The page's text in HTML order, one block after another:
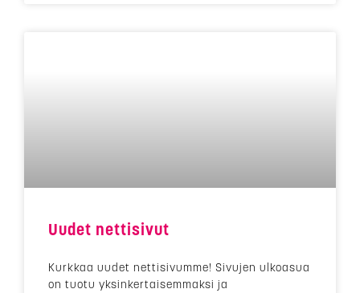
Uudet nettisivut
Kurkkaa uudet nettisivumme! Sivujen ulkoasua
on tuotu yksinkertaisemmaksi ja